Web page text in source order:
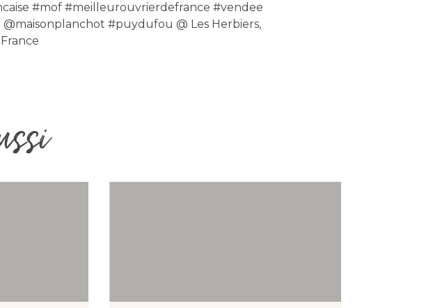
#mof #meilleurouvrierdefrance #vendee
#puydufou @ Les Herbiers,